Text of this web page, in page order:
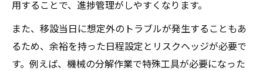
用することで、進捗管理がしやすくなります。
また、移設当日に想定外のトラブルが発生することもあ
るため、余裕を持った日程設定とリスクヘッジが必要で
す。例えば、機械の分解作業で特殊工具が必要になった